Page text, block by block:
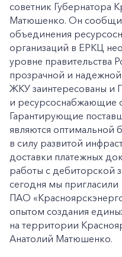
советник Губернатора
Матюшенко. Он
объединения
организаций в ЕРКЦ
уровне правительства
прозрачной и
ЖКУ заинтересованы и
и ресурсоснабжающие
Гарантирующие
являются оптимальной
в силу развитой
доставки платежных
работы с дебиторской
сегодня мы пригласили
ПАО
опытом создания
на территории
Анатолий Матюшенко.